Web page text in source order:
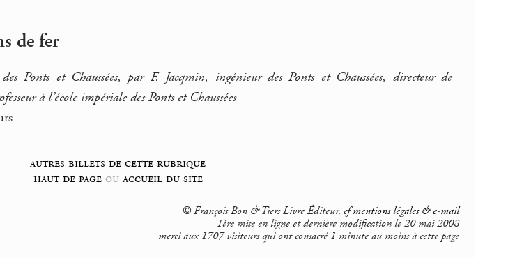
de fer
Ponts et Chaussées, par F. Jacqmin, ingénieur des Ponts et Chaussées, directeur de
à l’école impériale des Ponts et Chaussées
autres billets de cette rubrique
haut de pageouaccueil du site
© François Bon & Tiers Livre Éditeur, cfmentions légales & e-mail
1ère mise en ligne et dernière modification le 20 mai 2008
merci aux 1707 visiteurs qui ont consacré 1 minute au moins à cette page